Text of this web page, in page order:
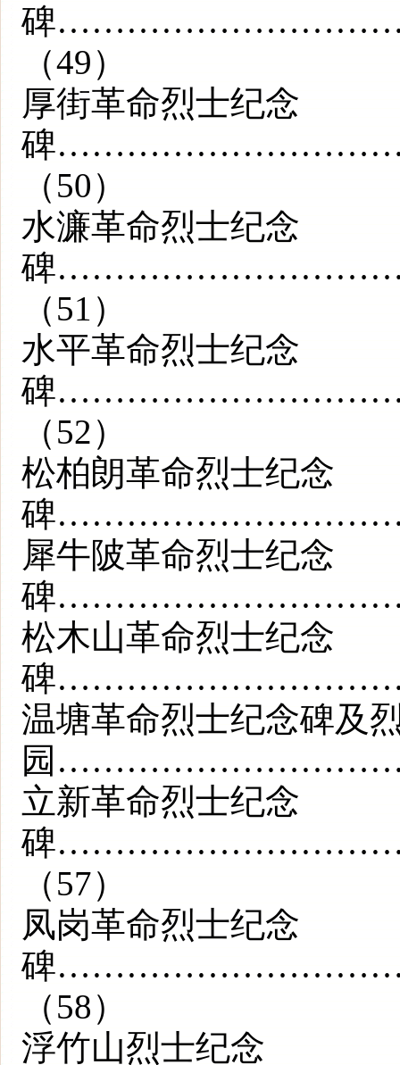
碑
（49）
厚街革命烈士纪念
碑
（50）
水濂革命烈士纪念
碑
（51）
水平革命烈士纪念
碑
（52）
松柏朗革命烈士纪念
碑
犀牛陂革命烈士纪念
碑
松木山革命烈士纪念
碑
温塘革命烈士纪念碑及
园
立新革命烈士纪念
碑
（57）
凤岗革命烈士纪念
碑
（58）
浮竹山烈士纪念